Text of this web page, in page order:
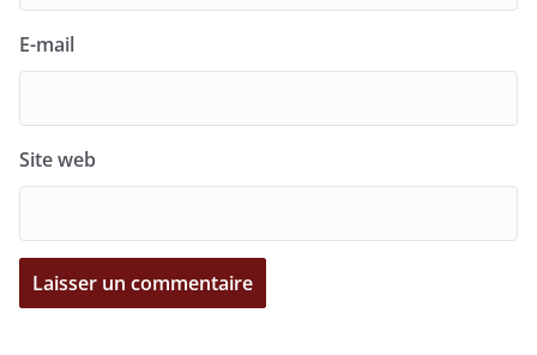
E-mail
Site web